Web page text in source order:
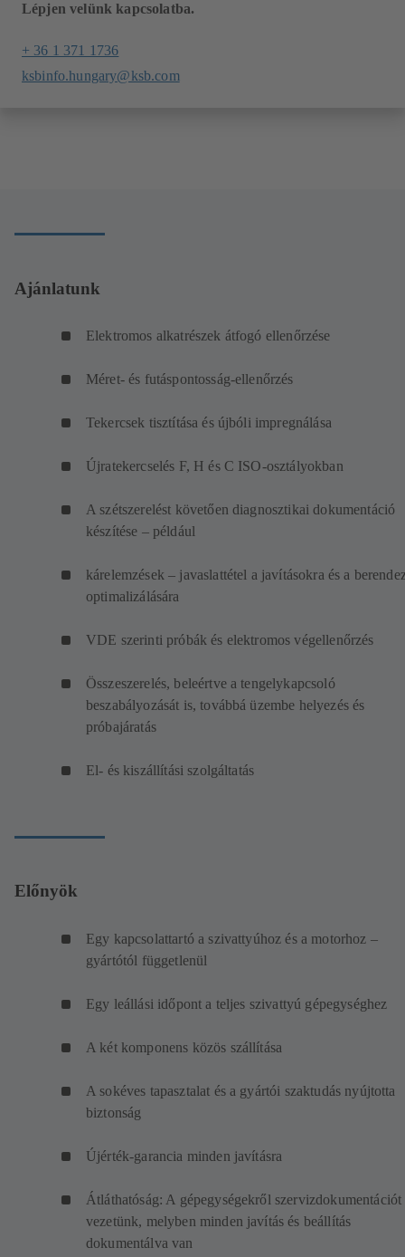
Lépjen velünk kapcsolatba.
+ 36 1 371 1736
ksbinfo.hungary@ksb.com
Ajánlatunk
Elektromos alkatrészek átfogó ellenőrzése
Méret- és futáspontosság-ellenőrzés
Tekercsek tisztítása és újbóli impregnálása
Újratekercselés F, H és C ISO-osztályokban
A szétszerelést követően diagnosztikai dokumentáció
készítése – például
kárelemzések – javaslattétel a javításokra és a
optimalizálására
VDE szerinti próbák és elektromos végellenőrzés
Összeszerelés, beleértve a tengelykapcsoló
beszabályozását is, továbbá üzembe helyezés és
próbajáratás
El- és kiszállítási szolgáltatás
Előnyök
Egy kapcsolattartó a szivattyúhoz és a motorhoz –
gyártótól függetlenül
Egy leállási időpont a teljes szivattyú gépegységhez
A két komponens közös szállítása
A sokéves tapasztalat és a gyártói szaktudás nyújtotta
biztonság
Újérték-garancia minden javításra
Átláthatóság: A gépegységekről szervizdokumentációt
vezetünk, melyben minden javítás és beállítás
dokumentálva van